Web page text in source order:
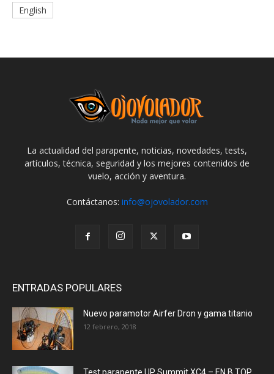
English
La actualidad del parapente, noticias, novedades, tests,
artículos, técnica, seguridad y los mejores contenidos de
vuelo, acción y aventura.
Contáctanos: info@ojovolador.com
ENTRADAS POPULARES
Nuevo paramotor Airfer Dron y gama titanio
12 febrero, 2018